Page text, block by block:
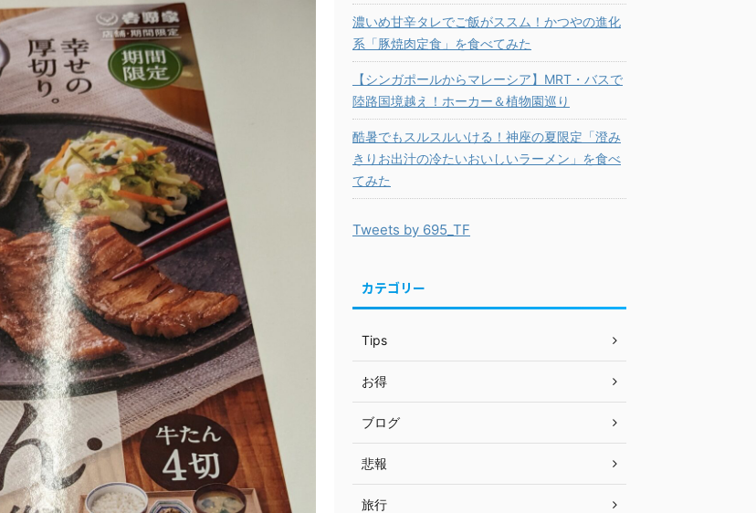
濃いめ甘辛タレでご飯がススム！かつやの進化
系「豚焼肉定食」を食べてみた
【シンガポールからマレーシア】MRT・バスで
陸路国境越え！ホーカー＆植物園巡り
酷暑でもスルスルいける！神座の夏限定「澄み
きりお出汁の冷たいおいしいラーメン」を食べ
てみた
Tweets by 695_TF
カテゴリー
Tips
お得
ブログ
悲報
旅行